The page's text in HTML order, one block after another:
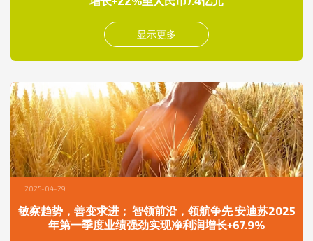
显示更多
2025-04-29
敏察趋势，善变求进； 智领前沿，领航争先 安迪苏2025
年第一季度业绩强劲实现净利润增长+67.9%